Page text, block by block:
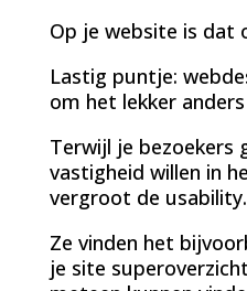
Op je website is dat
Lastig puntje:
om het lekker
Terwijl je bezoekers
vastigheid willen in
vergroot de usability.
Ze vinden het
je site